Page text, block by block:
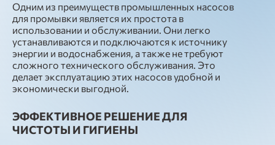
Одним из преимуществ промышленных насосов
для промывки является их простота в
использовании и обслуживании. Они легко
устанавливаются и подключаются к источнику
энергии и водоснабжения, а также не требуют
сложного технического обслуживания. Это
делает эксплуатацию этих насосов удобной и
экономически выгодной.
ЭФФЕКТИВНОЕ РЕШЕНИЕ ДЛЯ
ЧИСТОТЫ И ГИГИЕНЫ